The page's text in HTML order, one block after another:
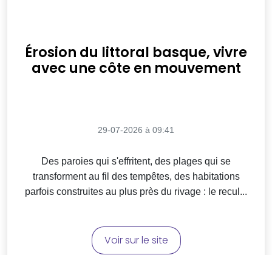
Érosion du littoral basque, vivre
avec une côte en mouvement
29-07-2026 à 09:41
Des paroies qui s'effritent, des plages qui se
transforment au fil des tempêtes, des habitations
parfois construites au plus près du rivage : le recul...
Voir sur le site